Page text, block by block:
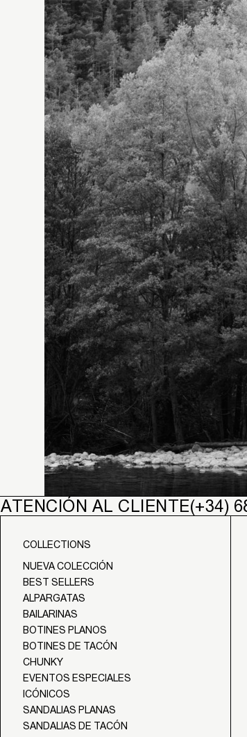
ATENCIÓN AL CLIENTE(+34)
COLLECTIONS
NUEVA COLECCIÓN
BEST SELLERS
ALPARGATAS
BAILARINAS
BOTINES PLANOS
BOTINES DE TACÓN
CHUNKY
EVENTOS ESPECIALES
ICÓNICOS
SANDALIAS PLANAS
SANDALIAS DE TACÓN